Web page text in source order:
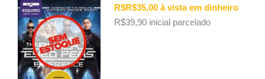
R$R$35,00 à vista em dinheiro
R$39,90 inicial parcelado